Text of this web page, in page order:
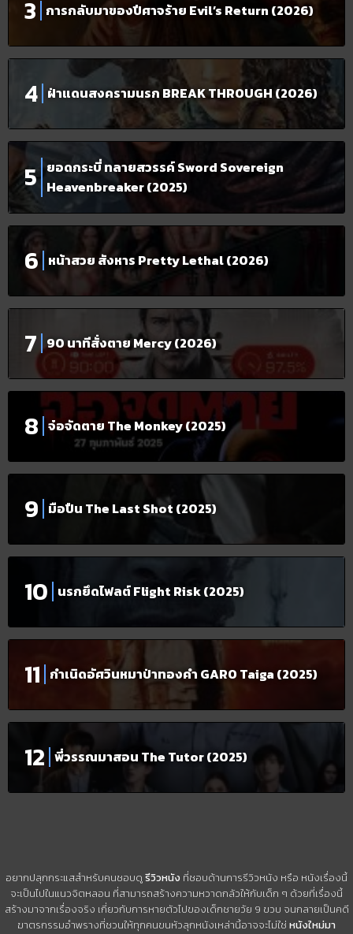
การกลับมาของปีศาจร้าย Evil’s Return (2026)
ฝ่าแดนสงครามนรก BREAK THROUGH (2026)
ยอดกระบี่ ทลายสวรรค์ Sword Sovereign
Heavenbreaker (2025)
หน้าสวย สังหาร Pretty Lethal (2026)
90 นาทีสั่งตาย Mercy (2026)
จ๋อจัดตาย The Monkey (2025)
มือปืน The Last Shot (2025)
นรกยึดไฟลต์ Flight Risk (2025)
กำเนิดอัศวินหมาป่าทองคำ GARO Taiga (2025)
พี่วรรณมาสอน The Tutor (2025)
อยากปลุกกระแสสำหรับคนชอบดูรีวิวหนัง ที่ชอบด้านการรีวิวหนัง หรือ หนังเรื่องนี้
จะเป็นไปในแนวจิตหลอน ที่สามารถสร้างความหวาดกลัวให้กับเด็ก ๆ ด้วยที่เรื่องนี้
สร้างมาจากเรื่องจริง เกี่ยวกับการหายตัวไปของเด็กชายวัย 9 ขวบ จนกลายเป็นคดี
ฆาตรกรรมอำพรางที่ชวนให้ทุกคนขนหัวลุกหนังเหล่านี้อาจจะไม่ใช่ หนังใหม่มา